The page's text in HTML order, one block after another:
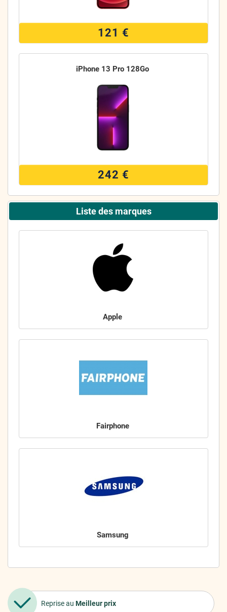
121 €
iPhone 13 Pro 128Go
242 €
Liste des marques
Apple
Fairphone
Samsung
Reprise au Meilleur prix